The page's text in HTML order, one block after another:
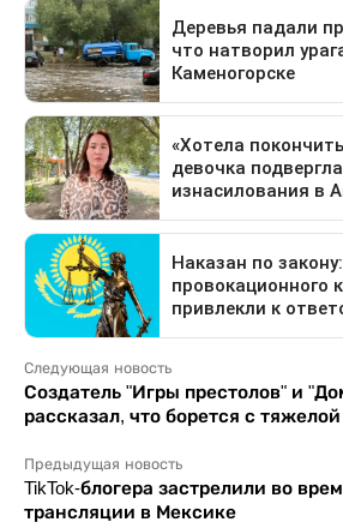
Следующая новость
Создатель "Игры престолов" и
рассказал, что борется с
Предыдущая новость
TikTok-блогера застрелили во
трансляции в Мексике